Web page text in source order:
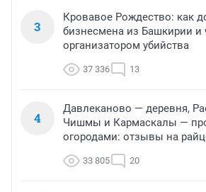
3
Кровавое Рождество: как
бизнесмена из Башкирии и
организатором убийства
37 336 13
4
Давлеканово — деревня,
Чишмы и Кармаскалы —
огородами: отзывы на
33 805 20